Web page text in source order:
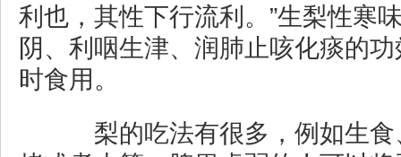
利也，其性下行流利。”生梨性寒
阴、利咽生津、润肺止咳化痰的
时食用。
梨的吃法有很多，例如生食